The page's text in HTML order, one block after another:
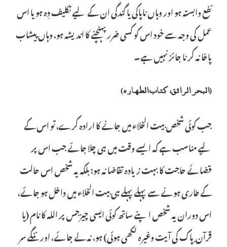
نفع وابستہ ہو اور وہاں ناپاکی یا گندگی ان کے لیے تکلیف دِہ ہو یا اس
عمل کی وجہ سے خود اس کو کسی ضرر پہنچنے کا اندیشہ ہو، وہاں پیشاب
پاخانہ کرنا جائز نہیں ہے۔
(البحر الرائق، کتاب الطھارہ)
جب کوئی شخص بیت الخلاء میں جانے کا ارادہ کرے، تو اس کے
لیے مناسب ہے کہ ایسے وقت میں ہی چلا جائے جب اس پر
قضائے حاجت کا بہت زیادہ تقاضا نہ ہو؛ بلکہ یہ شخص اس حالت
کے طاری ہونے سے پہلے پہلے ہی بیت الخلاء میں داخل ہو جائے،
اس دوران یہ شخص اپنے ساتھ کوئی ایسی چیزجس پر اللہ کا نام (یا
قرآن ِ پاک کی آیت وغیرہ لکھی ہوئی) ہو، نہ لے جائے، اور ننگے سر